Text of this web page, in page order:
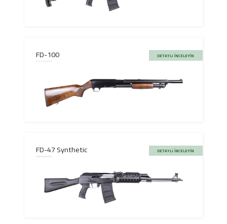
FD-100 DETAYLI İNCELEYİN
FD-47 Synthetic DETAYLI İNCELEYİN